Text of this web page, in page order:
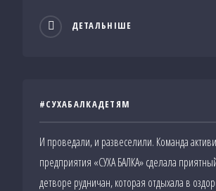
ДЕТАЛЬНІШЕ
#СУХАБАЛКАДЕТЯМ
И проведали, и развеселили. Команда
предприятия «СУХА БАЛКА» сделала
детворе рудничан, которая отдыхала в